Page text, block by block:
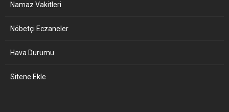
Namaz Vakitleri
Nöbetçi Eczaneler
Hava Durumu
Sitene Ekle